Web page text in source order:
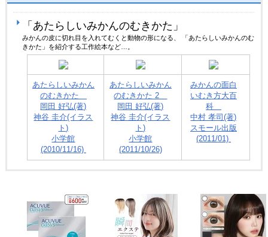
「あたらしいみかんのむきかた」
みかんの皮に切れ目を入れてむくと動物の形になる、 「あたらしいみかんのむ
きかた」を紹介する工作絵本など…。
あたらしいみかん
のむきかた
岡田 好弘(著)
神谷 圭介(イラス
ト)
小学館
(2010/11/16)
あたらしいみかん
のむきかた 2
岡田 好弘(著)
神谷 圭介(イラス
ト)
小学館
(2011/10/26)
みかんの面白
いむき方大百
科
中村 孝司(著)
スモール出版
(2011/01)